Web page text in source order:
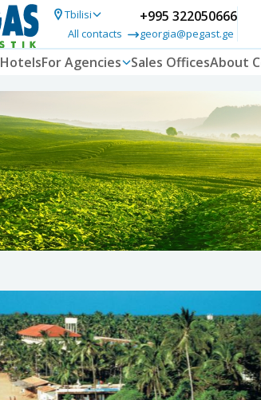
Tbilisi
All contacts
+995 322050666
georgia@pegast.ge
HotelsFor Agencies Sales OfficesAbout